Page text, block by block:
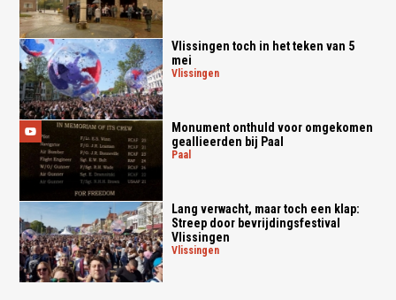
Vlissingen toch in het teken van 5
mei
vlissingen
Monument onthuld voor omgekomen
geallieerden bij Paal
paal
Lang verwacht, maar toch een klap:
Streep door bevrijdingsfestival
Vlissingen
vlissingen